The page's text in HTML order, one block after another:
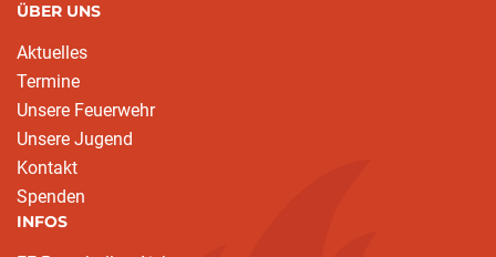
ÜBER UNS
Aktuelles
Termine
Unsere Feuerwehr
Unsere Jugend
Kontakt
Spenden
INFOS